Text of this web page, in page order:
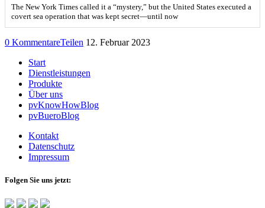
The New York Times called it a “mystery,” but the United States executed a
covert sea operation that was kept secret—until now
0 KommentareTeilen 12. Februar 2023
Start
Dienstleistungen
Produkte
Über uns
pvKnowHowBlog
pvBueroBlog
Kontakt
Datenschutz
Impressum
Folgen Sie uns jetzt: